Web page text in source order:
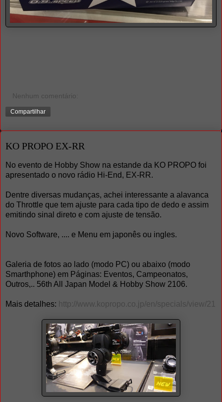
Nenhum comentário:
Compartilhar
KO PROPO EX-RR
No evento de Hobby Show na estande da KO PROPO foi
apresentado o novo rádio Hi-End, EX-RR.
Dentre diversas mudanças, achei interessante a alavanca
do Throttle que tem ajuste para cada tipo de dedo e assim
emitindo sinal direto e com ajuste de tensão.
Novo Software, .... e Menu em japonês ou ingles.
Galeria de fotos ao lado (modo PC) ou abaixo (modo
Smarthphone) em Páginas: Eventos, Campeonatos,
Outros,.. 56th All Japan Model & Hobby Show 2106.
Mais detalhes: http://www.kopropo.co.jp/en/specials/view/21